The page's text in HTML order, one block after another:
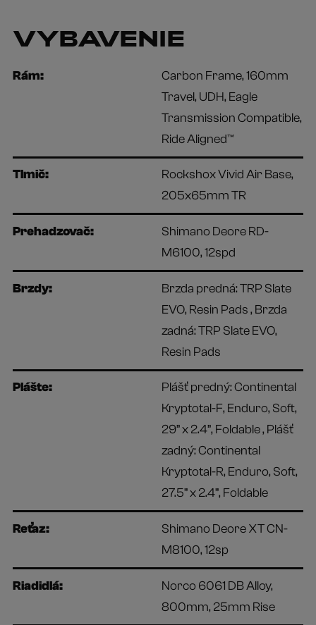
VYBAVENIE
Rám:
Carbon Frame, 160mm
Travel, UDH, Eagle
Transmission Compatible,
Ride Aligned™
Tlmič:
Rockshox Vivid Air Base,
205x65mm TR
Prehadzovač:
Shimano Deore RD-
M6100, 12spd
Brzdy:
Brzda predná: TRP Slate
EVO, Resin Pads , Brzda
zadná: TRP Slate EVO,
Resin Pads
Plášte:
Plášť predný: Continental
Kryptotal-F, Enduro, Soft,
29” x 2.4”, Foldable , Plášť
zadný: Continental
Kryptotal-R, Enduro, Soft,
27.5” x 2.4”, Foldable
Reťaz:
Shimano Deore XT CN-
M8100, 12sp
Riadidlá:
Norco 6061 DB Alloy,
800mm, 25mm Rise